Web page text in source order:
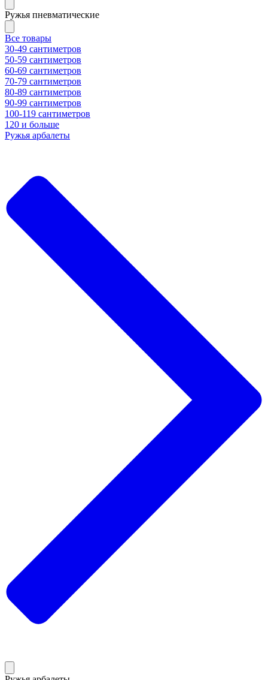
Ружья пневматические
Все товары
30-49 сантиметров
50-59 сантиметров
60-69 сантиметров
70-79 сантиметров
80-89 сантиметров
90-99 сантиметров
100-119 сантиметров
120 и больше
Ружья арбалеты